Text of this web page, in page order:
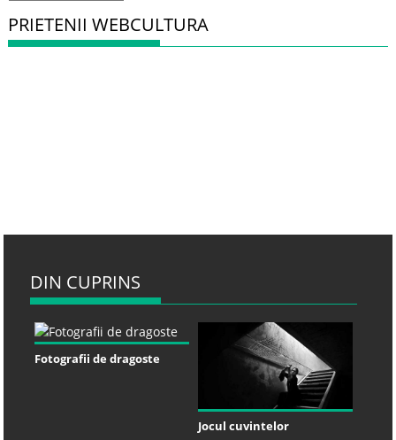
PRIETENII WEBCULTURA
DIN CUPRINS
Fotografii de dragoste
Jocul cuvintelor